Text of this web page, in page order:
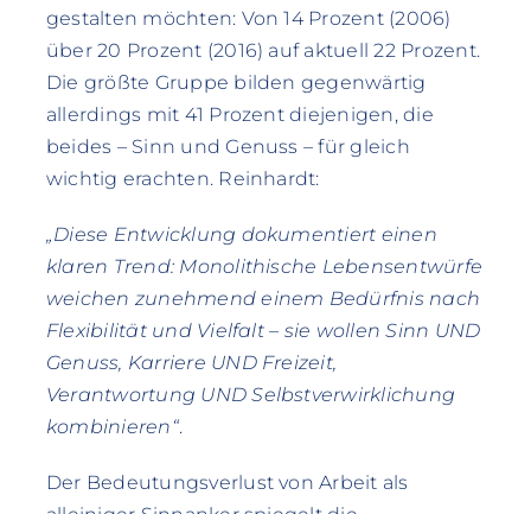
gestalten möchten: Von 14 Prozent (2006)
über 20 Prozent (2016) auf aktuell 22 Prozent.
Die größte Gruppe bilden gegenwärtig
allerdings mit 41 Prozent diejenigen, die
beides – Sinn und Genuss – für gleich
wichtig erachten. Reinhardt:
„Diese Entwicklung dokumentiert einen
klaren Trend: Monolithische Lebensentwürfe
weichen zunehmend einem Bedürfnis nach
Flexibilität und Vielfalt – sie wollen Sinn UND
Genuss, Karriere UND Freizeit,
Verantwortung UND Selbstverwirklichung
kombinieren“.
Der Bedeutungsverlust von Arbeit als